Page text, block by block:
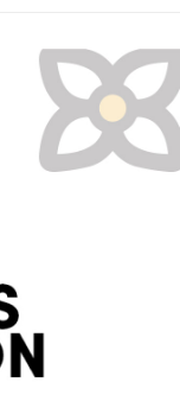
support/home
享後付」服務完成之交
相關給付款項請求債
同意方可使用
本公司不負相關責
戶狀況，依本公司即
本公司將視審查結果
現惡意使用之情形，
採取法律行動。